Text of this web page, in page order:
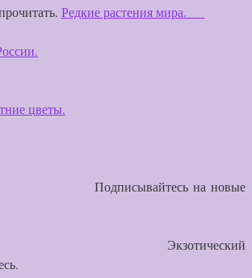
Редкие растения мира.
цветы.
на новые